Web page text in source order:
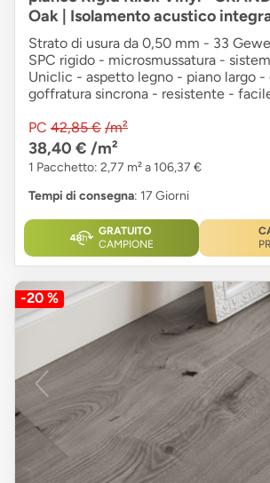
Oak | Isolamento acustico
Strato di usura da 0,50 mm - 33
SPC rigido - microsmussatura -
Uniclic - aspetto legno - piano largo -
goffratura sincrona - resistente -
PC 42,85 € /m²
38,40 € /m²
1 Pacchetto: 2,77 m² a 106,37 €
Tempi di consegna: 17 Giorni
GRATUITO
CAMPIONE
-20 %